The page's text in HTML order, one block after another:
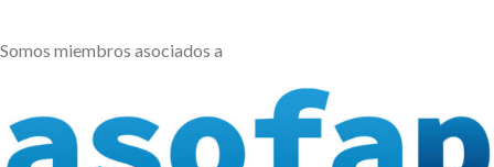
Somos miembros asociados a